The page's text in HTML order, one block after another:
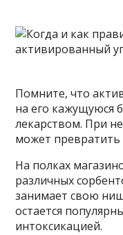
Помните, что
на его кажущуюся
лекарством. При
может превратить
На полках
различных
занимает свою
остается
интоксикацией.